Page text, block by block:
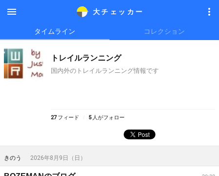
大チェッカ ー
トレイルランニング
国内外のトレイルランニング情報です
27 フィード 5 人がフォロー
タイムライン コレクション
きのう 2026年8月9日（日）